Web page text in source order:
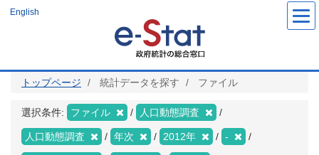
ツ
English
トップページ 統計データを探す ファイル
選択条件: ファイル 人口動態調査
人口動態調査 年次 2012年 -